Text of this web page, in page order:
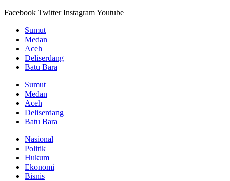
Facebook Twitter InstagramYoutube
Sumut
Medan
Aceh
Deliserdang
Batu Bara
Sumut
Medan
Aceh
Deliserdang
Batu Bara
Nasional
Politik
Hukum
Ekonomi
Bisnis